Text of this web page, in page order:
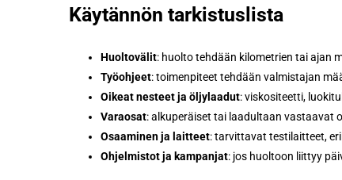
Käytännön tarkistuslista
Huoltovälit: huolto tehdään kilometrien tai ajan
Työohjeet: toimenpiteet tehdään valmistajan
Oikeat nesteet ja öljylaadut: viskositeetti,
Varaosat: alkuperäiset tai laadultaan vastaavat
Osaaminen ja laitteet: tarvittavat testilaitteet,
Ohjelmistot ja kampanjat: jos huoltoon liittyy